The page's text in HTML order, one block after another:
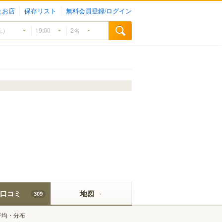
お店 保存リスト 無料会員登録/ログイン
口コミ 309
均・分布
地図